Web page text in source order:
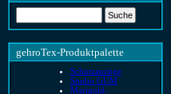
gehroTex-Produktpalette
Schutzanzüge
Studio GUM
Marigold-